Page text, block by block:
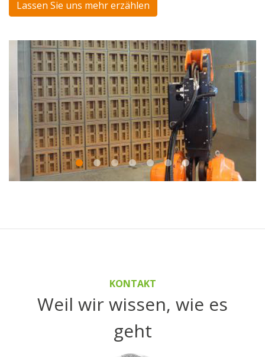
Lassen Sie uns mehr erzählen
KONTAKT
Weil wir wissen, wie es
geht